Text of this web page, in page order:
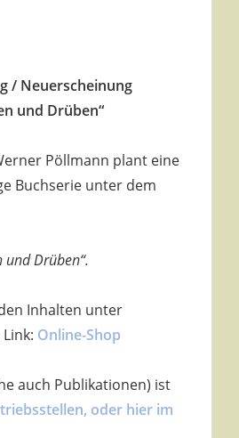
/ Neuerscheinung
und Drüben“
Pöllmann plant eine
Buchserie unter dem
und Drüben“.
Inhalten unter
Online-Shop
auch Publikationen) ist
oder hier im